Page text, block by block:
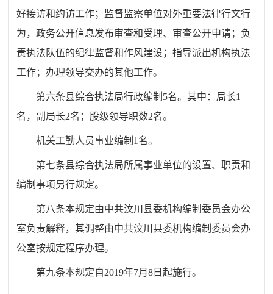
好接访和约访工作；监督监察单位对外重要法律行文行
为，政务公开信息发布审查和受理、审查公开申请；负
责执法队伍的纪律监督和作风建设；指导派出机构执法
工作；办理领导交办的其他工作。
第六条县综合执法局行政编制 5名。其中：局长1
名，副局长2名；股级领导职数2名。
机关工勤人员事业编制 1 名。
第七条县综合执法局所属事业单位的设置、职责和
编制事项另行规定。
第八条本规定由中共汶川县委机构编制委员会办公
室负责解释，其调整由中共汶川县委机构编制委员会办
公室按规定程序办理。
第九条本规定自2019年7月8 日起施行。